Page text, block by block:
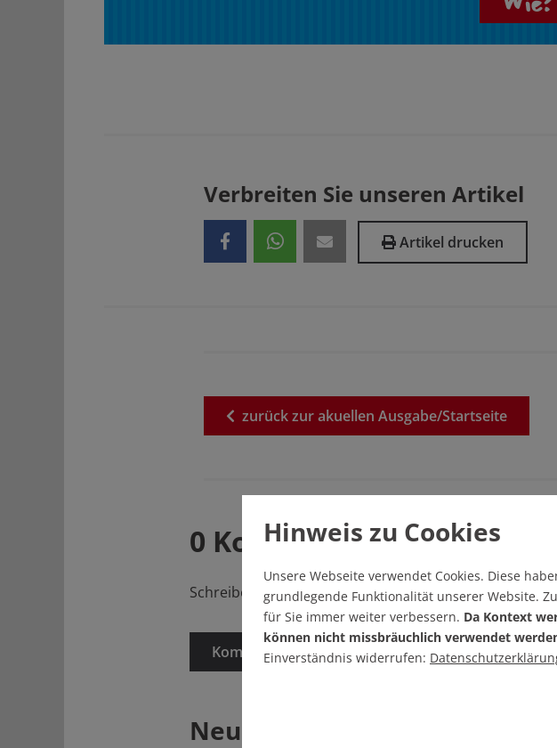
Verbreiten Sie unseren Artikel
Artikel drucken
zurückzurakuellen Ausgabe/Startseite
0 Kommentare verfügbar
Schreiben Sie den ersten Kommentar!
Kommentare anzeigen
Neuen Kommentar schreiben
Hinweis zu Cookies
Unsere Webseite verwendet Cookies. Diese
grundlegende Funktionalität unserer Website.
für Sie immer weiter verbessern. Da Kontext
können nicht missbräuchlich verwendet
Einverständnis widerrufen: